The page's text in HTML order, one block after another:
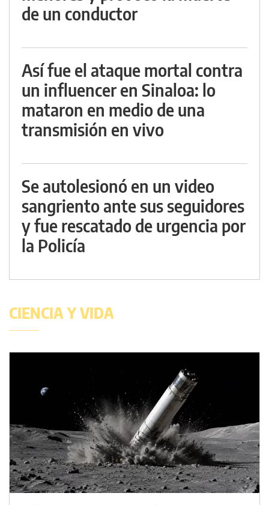
de un conductor
Así fue el ataque mortal contra
un influencer en Sinaloa: lo
mataron en medio de una
transmisión en vivo
Se autolesionó en un video
sangriento ante sus seguidores
y fue rescatado de urgencia por
la Policía
CIENCIA Y VIDA